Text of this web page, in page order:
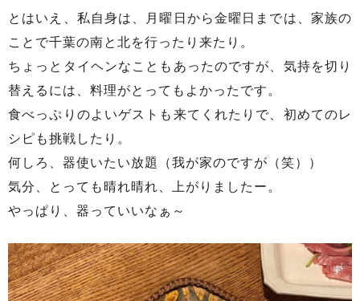
とはいえ、私自身は、月曜日から金曜日までは、家族の
ことで千葉の南と北を行ったり来たり。
ちょっとタイヘンなこともあったのですが、気持を切り
替えるには、料理がとってもよかったです。
食べっぷりのよいゲストも来てくれたりで、初めてのレ
シピも挑戦したり。
何しろ、器使いたい放題（我が家のですが（笑））
気分、とっても晴れ晴れ、上がりましたー。
やっぱり、器っていいなぁ～